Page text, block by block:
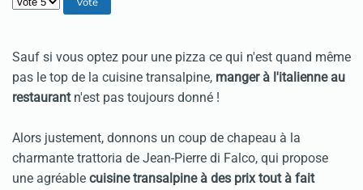
Sauf si vous optez pour une pizza ce qui n'est quand même
pas le top de la cuisine transalpine, manger à l'italienne au
restaurantn'est pas toujours donné !
Alors justement, donnons un coup de chapeau à la
charmante trattoria de Jean-Pierre di Falco, qui propose
une agréable cuisine transalpine à des prix tout à fait